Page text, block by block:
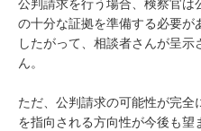
公判請求を行う場合、検察官は
の十分な証拠を準備する必要が
したがって、相談者さんが呈
ん。
ただ、公判請求の可能性が完
を指向される方向性が今後も望